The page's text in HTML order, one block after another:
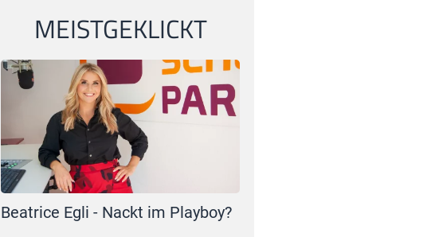
MEISTGEKLICKT
Beatrice Egli - Nackt im Playboy?